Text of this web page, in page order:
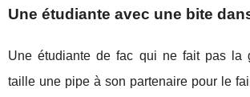
Une étudiante avec une bite
Une étudiante de fac qui ne fait pas la
taille une pipe à son partenaire pour le